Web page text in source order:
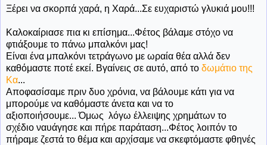
Ξέρει να σκορπά χαρά, η Χαρά...Σε ευχαριστώ γλυκιά μου!!!
Καλοκαίριασε πια κι επίσημα...Φέτος βάλαμε στόχο να
φτιάξουμε το πάνω μπαλκόνι μας!
Είναι ένα μπαλκόνι τετράγωνο με ωραία θέα αλλά δεν
καθόμαστε ποτέ εκεί. Βγαίνεις σε αυτό, από το δωμάτιο της
Κα...
Αποφασίσαμε πριν δυο χρόνια, να βάλουμε κάτι για να
μπορούμε να καθόμαστε άνετα και να το
αξιοποιήσουμε... Όμως λόγω έλλειψης χρημάτων το
σχέδιο ναυάγησε και πήρε παράταση...Φέτος λοιπόν το
πήραμε ζεστά το θέμα και αρχίσαμε να σκεφτόμαστε φθηνές